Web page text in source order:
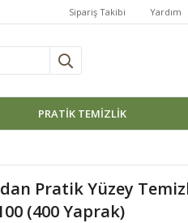
Sipariş Takibi Yardım
PRATİK TEMİZLİK
Pratik Yüzey
(400 Yaprak)